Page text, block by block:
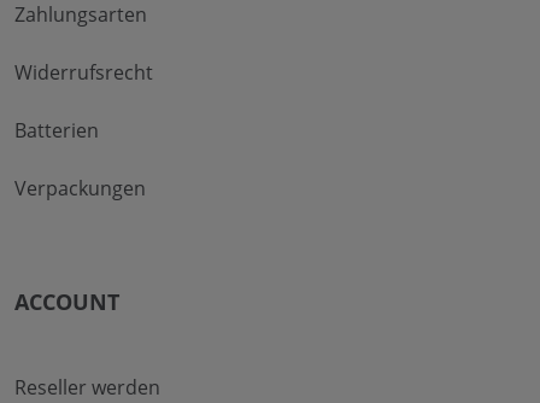
Zahlungsarten
Widerrufsrecht
Batterien
Verpackungen
ACCOUNT
Reseller werden